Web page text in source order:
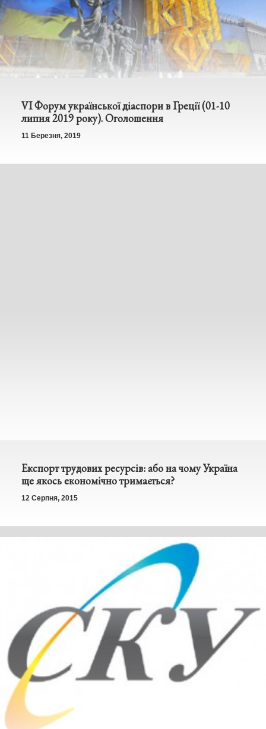
VI Форум української діаспори в Греції (01-10
липня 2019 року). Оголошення
11 Березня, 2019
Експорт трудових ресурсів: або на чому Україна
ще якось економічно тримається?
12 Серпня, 2015